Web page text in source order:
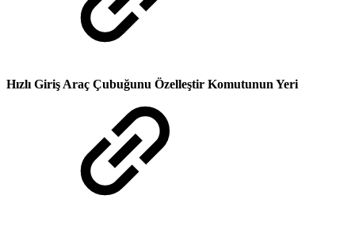
Hızlı Giriş Araç Çubuğunu Özelleştir Komutunun Yeri